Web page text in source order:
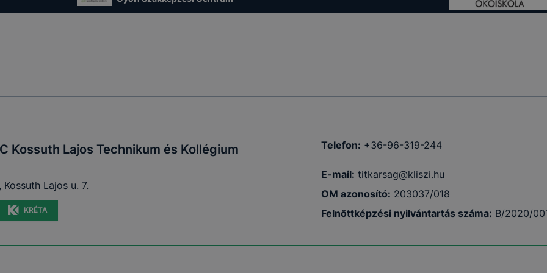
Kossuth Lajos Technikum és Kollégium
Lajos u. 7.
KRÉTA
Telefon: +36-96-319-244
E-mail: titkarsag@kliszi.hu
OM azonosító: 203037/018
Felnőttképzési nyilvántartás száma: B/2020/